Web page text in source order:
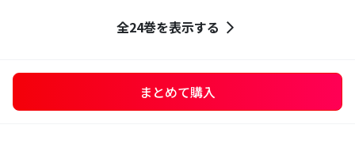
全24巻を表示する
まとめて購入